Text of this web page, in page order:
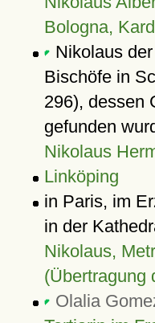
Bologna,
Nikolaus
Bischöfe in
296), dessen
gefunden
Nikolaus
Linköping
in Paris, im
in der
Nikolaus,
(Übertragung
Olalia